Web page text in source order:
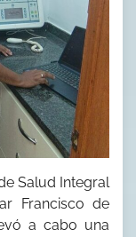
Salud Integral
Francisco de
a cabo una